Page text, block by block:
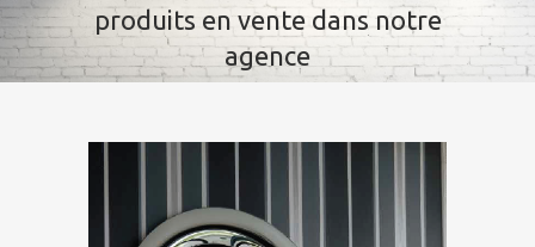
produits en vente dans notre
agence